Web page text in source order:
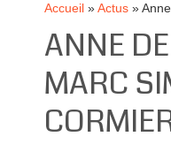
Accueil »Actus »
ANNE
MARC